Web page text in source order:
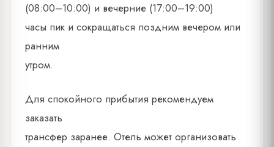
(08:00–10:00) и вечерние (17:00–19:00)
часы пик и сокращаться поздним вечером или
ранним
утром.
Для спокойного прибытия рекомендуем
заказать
трансфер заранее. Отель может организовать